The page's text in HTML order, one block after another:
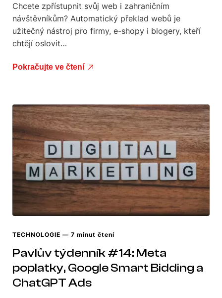
Chcete zpřístupnit svůj web i zahraničním
návštěvníkům? Automatický překlad webů je
užitečný nástroj pro firmy, e-shopy i blogery, kteří
chtějí oslovit…
Pokračujte ve čtení
TECHNOLOGIE — 7 minut čtení
Pavlův týdenník #14: Meta
poplatky, Google Smart Bidding a
ChatGPT Ads